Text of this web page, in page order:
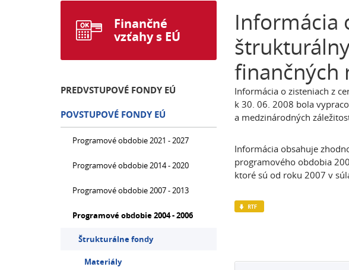
Informácia
finančných
Informácia o zisteniach z
k 30. 06. 2008 bola
a medzinárodných
Informácia obsahuje
programového obdobia
ktoré sú od roku 2007 v
Finančné
vzťahy s EÚ
PREDVSTUPOVÉ FONDY EÚ
POVSTUPOVÉ FONDY EÚ
Programové obdobie 2021 - 2027
Programové obdobie 2014 - 2020
Programové obdobie 2007 - 2013
Programové obdobie 2004 - 2006
Štrukturálne fondy
Materiály